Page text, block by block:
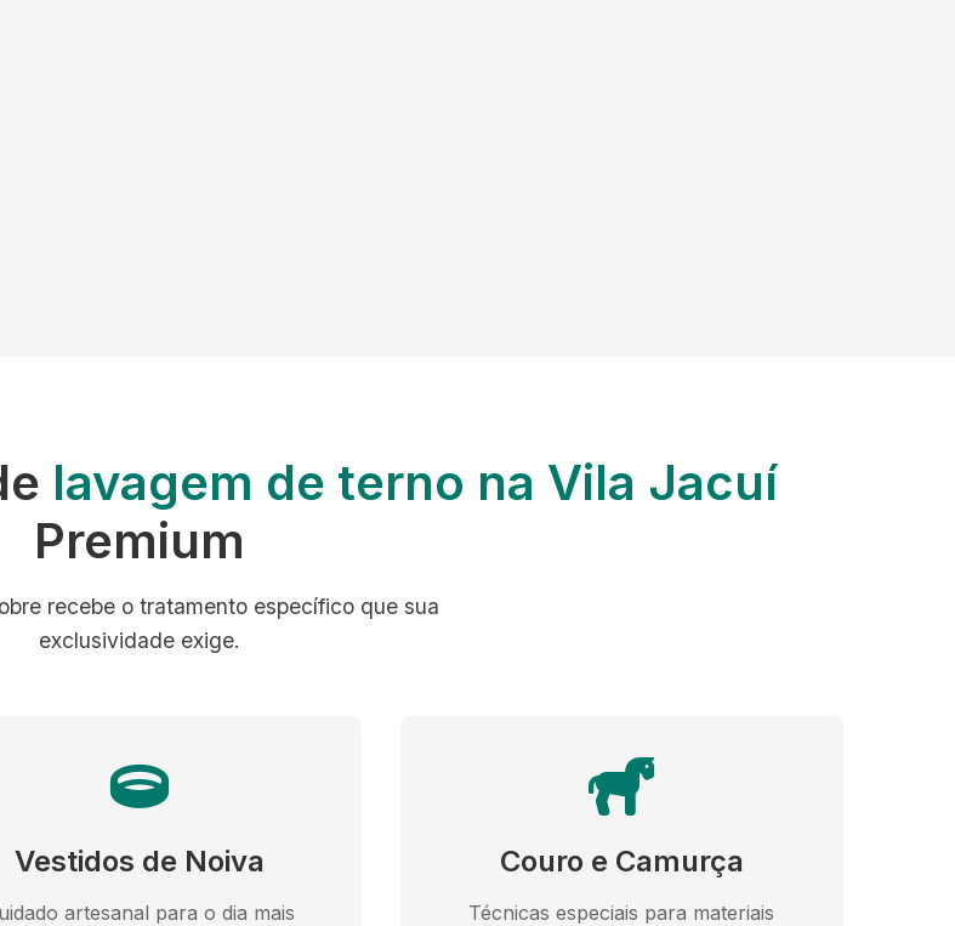
lavagem de terno na Vila Jacuí
Premium
recebe o tratamento específico que sua
exclusividade exige.
Vestidos de Noiva
artesanal para o dia mais
Couro e Camurça
Técnicas especiais para materiais